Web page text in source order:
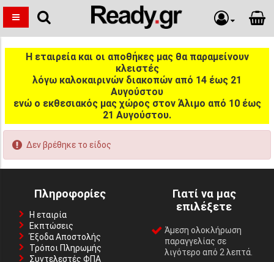
Η εταιρεία και οι αποθήκες μας θα παραμείνουν
κλειστές
λόγω καλοκαιρινών διακοπών από 14 έως 21
Αυγούστου
ενώ ο εκθεσιακός μας χώρος στον Άλιμο από 10 έως
21 Αυγούστου.
Δεν βρέθηκε το είδος
Πληροφορίες
Η εταιρία
Εκπτώσεις
Έξοδα Αποστολής
Τρόποι Πληρωμής
Συντελεστές ΦΠΑ
Γιατί να μας
επιλέξετε
Άμεση ολοκλήρωση
παραγγελίας σε
λιγότερο από 2 λεπτά.